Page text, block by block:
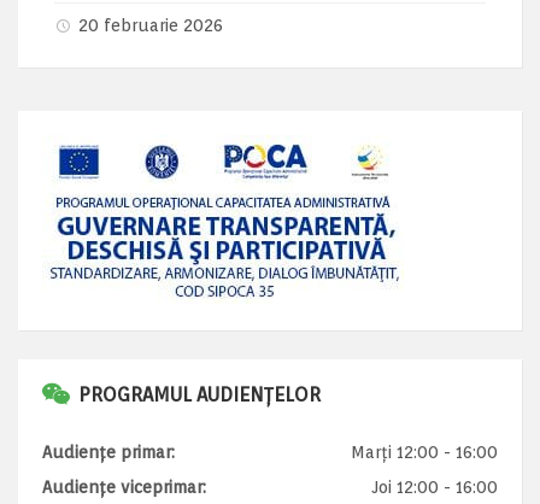
20 februarie 2026
PROGRAMUL AUDIENȚELOR
Audiențe primar:
Marți 12:00 - 16:00
Audiențe viceprimar:
Joi 12:00 - 16:00